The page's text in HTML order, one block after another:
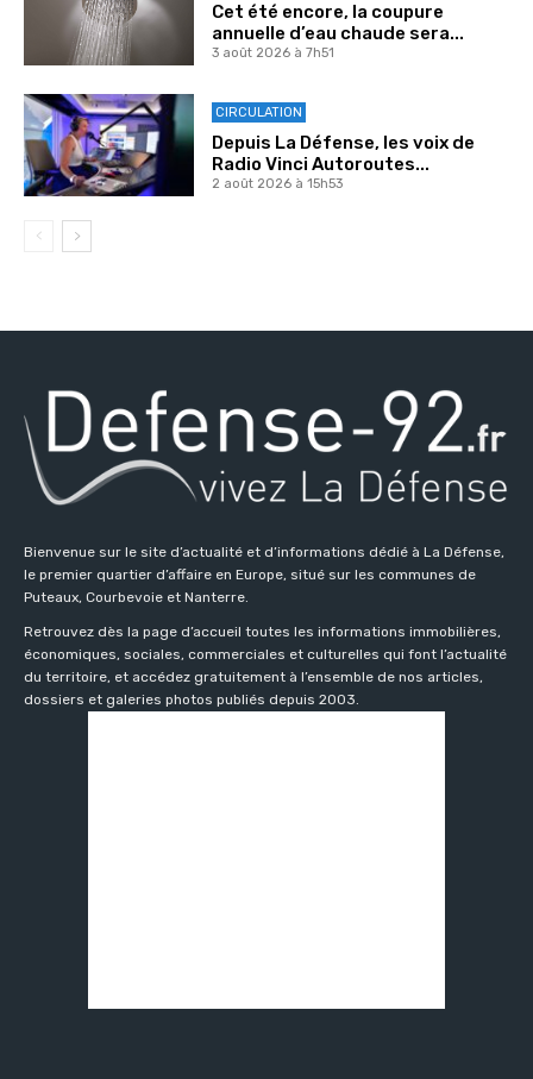
Cet été encore, la coupure
annuelle d’eau chaude sera...
3 août 2026 à 7h51
CIRCULATION
Depuis La Défense, les voix de
Radio Vinci Autoroutes...
2 août 2026 à 15h53
Bienvenue sur le site d’actualité et d’informations dédié à La Défense,
le premier quartier d’affaire en Europe, situé sur les communes de
Puteaux, Courbevoie et Nanterre.
Retrouvez dès la page d’accueil toutes les informations immobilières,
économiques, sociales, commerciales et culturelles qui font l’actualité
du territoire, et accédez gratuitement à l’ensemble de nos articles,
dossiers et galeries photos publiés depuis 2003.